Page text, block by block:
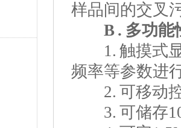
样品间的交叉
B . 多功能
1. 触摸式显
频率等参数
2. 可移动
3. 可储存